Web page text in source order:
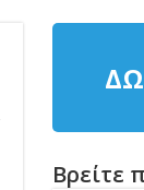
Βρείτε